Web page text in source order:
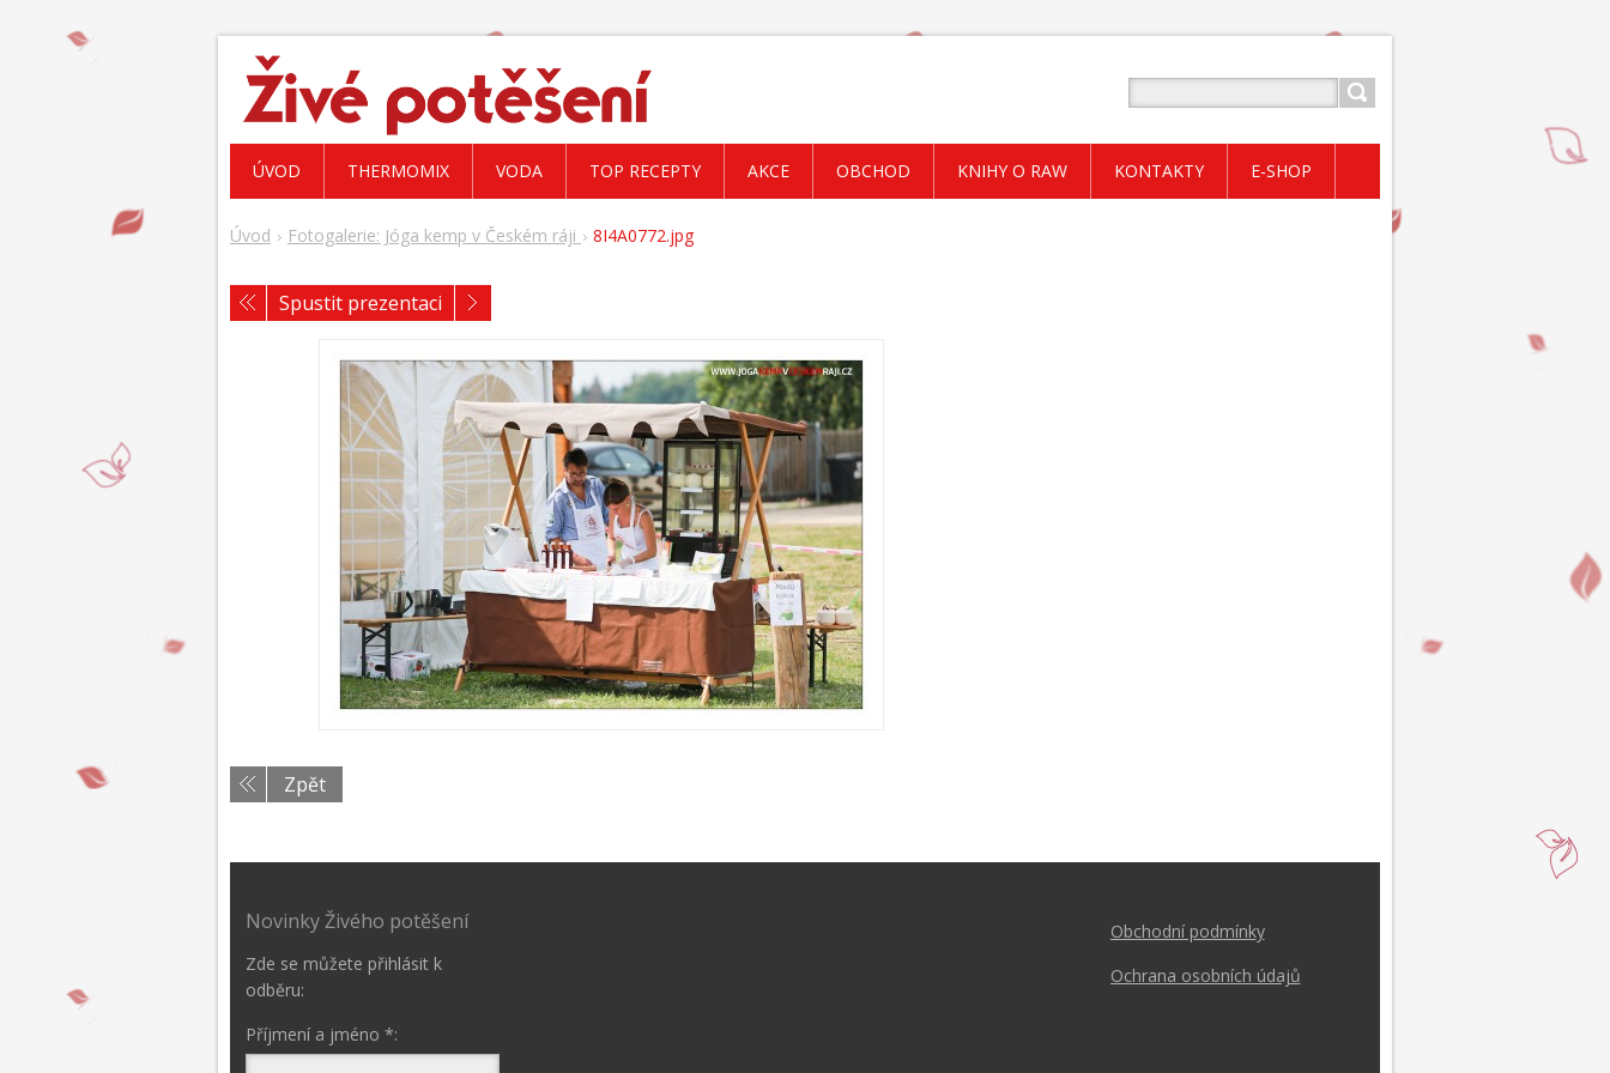
Úvod Fotogalerie: Jóga kemp v Českém ráji 8I4A0772.jpg
Spustit prezentaci
Zpět
ÚVOD THERMOMIX VODA TOP RECEPTY AKCE OBCHOD KNIHY O RAW KONTAKTY E-SHOP
Novinky Živého potěšení
Zde se můžete přihlásit k
odběru:
Příjmení a jméno *:
Obchodní podmínky
Ochrana osobních údajů